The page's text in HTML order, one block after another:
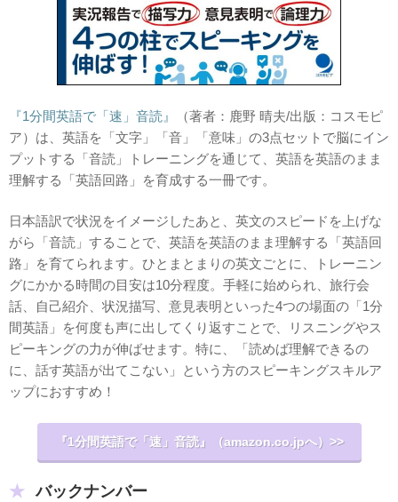
『1分間英語で「速」音読』
（著者：鹿野 晴夫/出版：コスモピ
ア）は、英語を「文字」「音」「意味」の3点セットで脳にイン
プットする「音読」トレーニングを通じて、英語を英語のまま
理解する「英語回路」を育成する一冊です。
日本語訳で状況をイメージしたあと、英文のスピードを上げな
がら「音読」することで、英語を英語のまま理解する「英語回
路」を育てられます。ひとまとまりの英文ごとに、トレーニン
グにかかる時間の目安は10分程度。手軽に始められ、旅行会
話、自己紹介、状況描写、意見表明といった4つの場面の「1分
間英語」を何度も声に出してくり返すことで、リスニングやス
ピーキングの力が伸ばせます。特に、「読めば理解できるの
に、話す英語が出てこない」という方のスピーキングスキルア
ップにおすすめ！
『1分間英語で「速」音読』（amazon.co.jpへ）>>
バックナンバー